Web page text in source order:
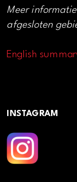
Meer
afgesloten
English
INSTAGRAM